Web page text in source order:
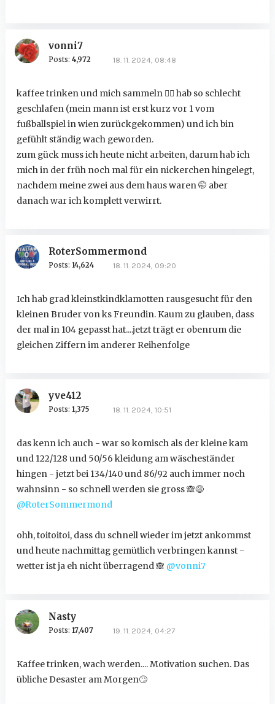
vonni7
Posts: 4,972 18. 11. 2024, 08:48
kaffee trinken und mich sammeln 😵 hab so schlecht
geschlafen (mein mann ist erst kurz vor 1 vom
fußballspiel in wien zurückgekommen) und ich bin
gefühlt ständig wach geworden.
zum gück muss ich heute nicht arbeiten, darum hab ich
mich in der früh noch mal für ein nickerchen hingelegt,
nachdem meine zwei aus dem haus waren🤭 aber
danach war ich komplett verwirrt.
RoterSommermond
Posts: 14,624 18. 11. 2024, 09:20
Ich hab grad kleinstkindklamotten rausgesucht für den
kleinen Bruder von ks Freundin. Kaum zu glauben, dass
der mal in 104 gepasst hat....jetzt trägt er obenrum die
gleichen Ziffern im anderer Reihenfolge
yve412
Posts: 1,375 18. 11. 2024, 10:51
das kenn ich auch - war so komisch als der kleine kam
und 122/128 und 50/56 kleidung am wäscheständer
hingen - jetzt bei 134/140 und 86/92 auch immer noch
wahnsinn - so schnell werden sie gross🙈😅
@RoterSommermond
ohh, toitoitoi, dass du schnell wieder im jetzt ankommst
und heute nachmittag gemütlich verbringen kannst -
wetter ist ja eh nicht überragend🙈 @vonni7
Nasty
Posts: 17,407 19. 11. 2024, 04:27
Kaffee trinken, wach werden.... Motivation suchen. Das
übliche Desaster am Morgen🙄